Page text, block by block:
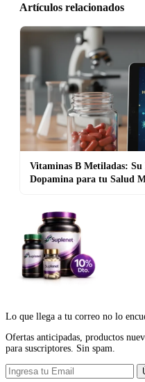
Artículos relacionados
Vitaminas B Metiladas: Su
Dopamina para tu Salud
Lo que llega a tu correo no lo
Ofertas anticipadas, productos
para suscriptores. Sin spam.